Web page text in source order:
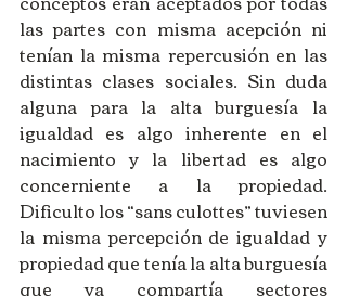
las partes con misma acepción ni
tenían la misma repercusión en las
distintas clases sociales. Sin duda
alguna para la alta burguesía la
igualdad es algo inherente en el
nacimiento y la libertad es algo
concerniente a la propiedad.
Dificulto los “sans culottes” tuviesen
la misma percepción de igualdad y
propiedad que tenía la alta burguesía
que ya compartía sectores